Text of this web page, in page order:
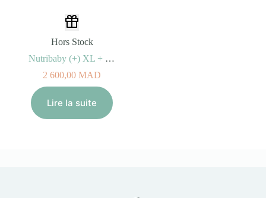
Hors Stock
Nutribaby (+) XL + Livret Recettes – Babymoov
2 600,00 MAD
Lire la suite